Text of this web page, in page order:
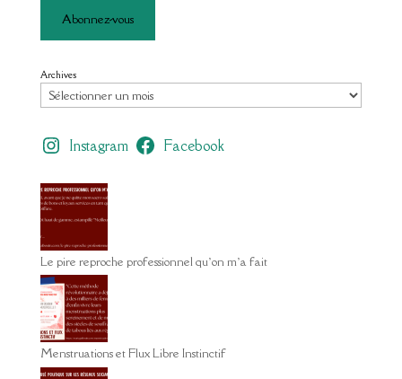
Abonnez-vous
Archives
Instagram Facebook
Le pire reproche professionnel qu’on m’a fait
Menstruations et Flux Libre Instinctif